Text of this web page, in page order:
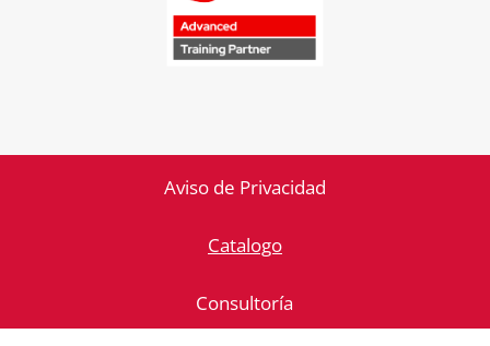
Aviso de Privacidad
Catalogo
Consultoría